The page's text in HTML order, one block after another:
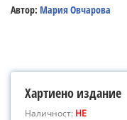
Автор: Мария Овчарова
Хартиено издание
Наличност: НЕ